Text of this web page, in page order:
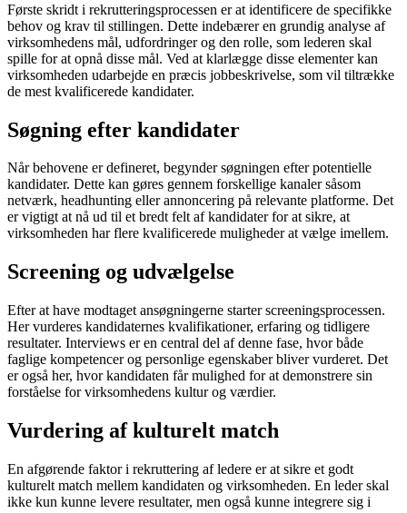
Første skridt i rekrutteringsprocessen er at identificere de specifikke
behov og krav til stillingen. Dette indebærer en grundig analyse af
virksomhedens mål, udfordringer og den rolle, som lederen skal
spille for at opnå disse mål. Ved at klarlægge disse elementer kan
virksomheden udarbejde en præcis jobbeskrivelse, som vil tiltrække
de mest kvalificerede kandidater.
Søgning efter kandidater
Når behovene er defineret, begynder søgningen efter potentielle
kandidater. Dette kan gøres gennem forskellige kanaler såsom
netværk, headhunting eller annoncering på relevante platforme. Det
er vigtigt at nå ud til et bredt felt af kandidater for at sikre, at
virksomheden har flere kvalificerede muligheder at vælge imellem.
Screening og udvælgelse
Efter at have modtaget ansøgningerne starter screeningsprocessen.
Her vurderes kandidaternes kvalifikationer, erfaring og tidligere
resultater. Interviews er en central del af denne fase, hvor både
faglige kompetencer og personlige egenskaber bliver vurderet. Det
er også her, hvor kandidaten får mulighed for at demonstrere sin
forståelse for virksomhedens kultur og værdier.
Vurdering af kulturelt match
En afgørende faktor i rekruttering af ledere er at sikre et godt
kulturelt match mellem kandidaten og virksomheden. En leder skal
ikke kun kunne levere resultater, men også kunne integrere sig i